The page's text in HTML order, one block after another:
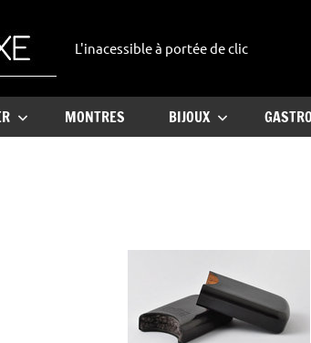
leblogluxe
L'inacessible à portée de clic
MONTRES BIJOUX